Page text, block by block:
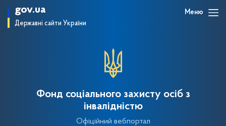
gov.ua
Державні сайти України
Меню
Фонд соціального захисту осіб з
інвалідністю
Офіційний вебпортал